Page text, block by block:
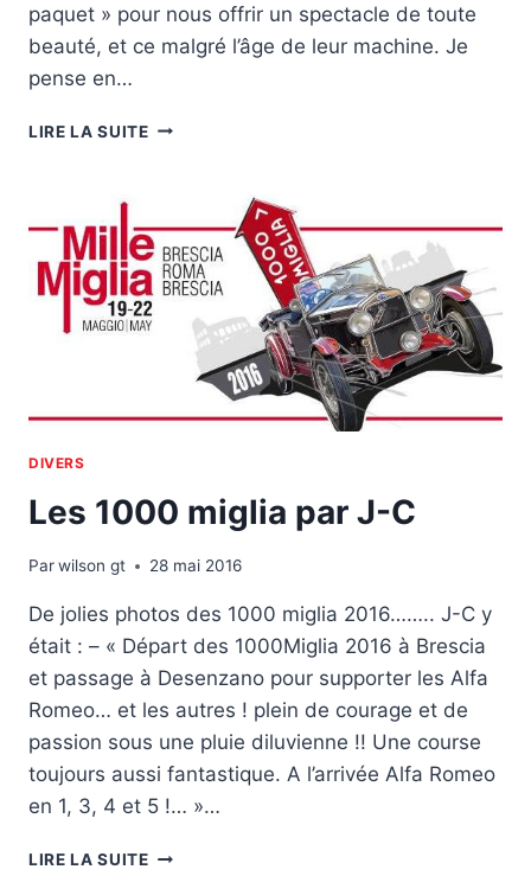
paquet » pour nous offrir un spectacle de toute
beauté, et ce malgré l’âge de leur machine. Je
pense en…
LIRE LA SUITEGRAND
D’OR
À
DIJON
DIVERS
Les 1000 miglia par J-C
Parwilson gt 28 mai 2016
De jolies photos des 1000 miglia 2016…….. J-C y
était : – « Départ des 1000Miglia 2016 à Brescia
et passage à Desenzano pour supporter les Alfa
Romeo… et les autres ! plein de courage et de
passion sous une pluie diluvienne !! Une course
toujours aussi fantastique. A l’arrivée Alfa Romeo
en 1, 3, 4 et 5 !… »…
LIRE LA SUITELES